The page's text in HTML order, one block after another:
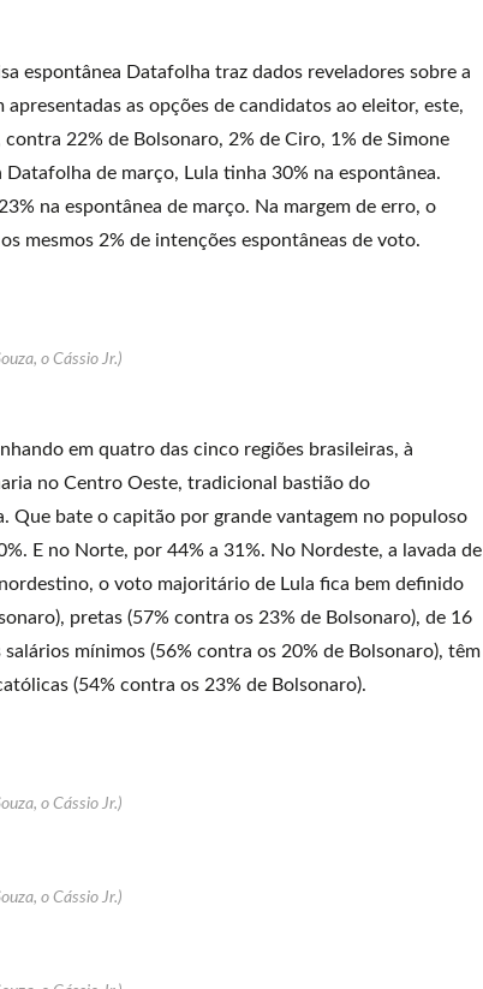
espontânea Datafolha traz dados reveladores sobre a
as opções de candidatos ao eleitor, este,
22% de Bolsonaro, 2% de Ciro, 1% de Simone
de março, Lula tinha 30% na espontânea.
na espontânea de março. Na margem de erro, o
mesmos 2% de intenções espontâneas de voto.
o Cássio Jr.)
em quatro das cinco regiões brasileiras, à
no Centro Oeste, tradicional bastião do
Que bate o capitão por grande vantagem no populoso
E no Norte, por 44% a 31%. No Nordeste, a lavada de
o voto majoritário de Lula fica bem definido
pretas (57% contra os 23% de Bolsonaro), de 16
mínimos (56% contra os 20% de Bolsonaro), têm
(54% contra os 23% de Bolsonaro).
o Cássio Jr.)
o Cássio Jr.)